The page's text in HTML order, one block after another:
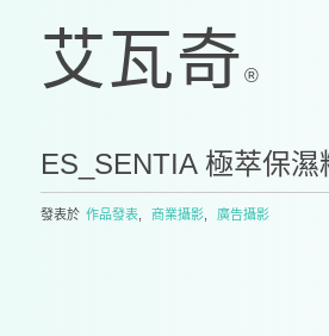
ES_SENTIA 極萃保
發表於 作品發表, 商業攝影, 廣告攝影